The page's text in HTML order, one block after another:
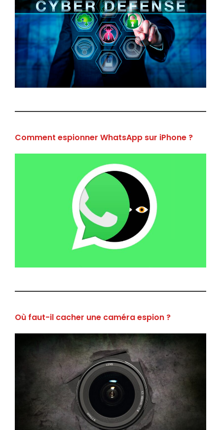
Comment espionner WhatsApp sur iPhone ?
Où faut-il cacher une caméra espion ?